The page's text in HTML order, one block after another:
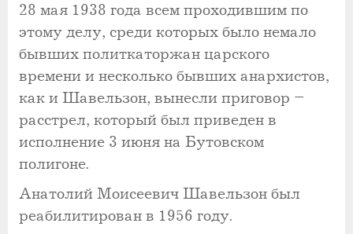
28 мая 1938 года всем проходившим по
этому делу, среди которых было немало
бывших политкаторжан царского
времени и несколько бывших анархистов,
как и Шавельзон, вынесли приговор –
расстрел, который был приведен в
исполнение 3 июня на Бутовском
полигоне.
Анатолий Моисеевич Шавельзон был
реабилитирован в 1956 году.